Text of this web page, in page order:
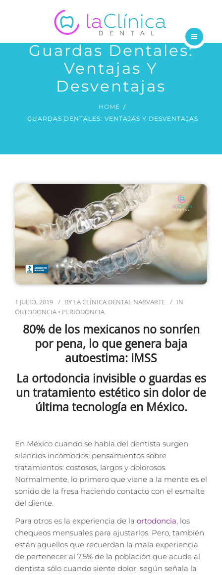
TRATAMIENTOS
CONTÁCTANOS
INICIO
DENTISTAS
Guardas Dentales:
Ventajas Y
Desventajas
HOME
GUARDAS DENTALES: VENTAJAS Y DESVENTAJAS
1 JULIO, 2019 BY LA CLÍNICA DENTAL NARVARTE
IN
ORTODONCIA • PERIODONCIA
80% de los mexicanos no sonríen
por pena, lo que genera baja
autoestima: IMSS
La ortodoncia invisible o guardas es
un tratamiento estético sin dolor de
última tecnología en México.
En México cuando se habla del dentista surgen
silencios incómodos; pensamientos sobre
tratamientos: costosos, largos y dolorosos.
Normalmente, lo primero que viene a la mente es el
sonido de la fresa haciendo contacto con el esmalte
del diente.
Para otros es la experiencia de la ortodoncia, los
chequeos mensuales para ajustarlos. Pero, también
están aquellos que recuerdan la mala experiencia
de pertenecer al 7.5% de la población que acude al
dentista sólo cuando siente dolor, según señala la